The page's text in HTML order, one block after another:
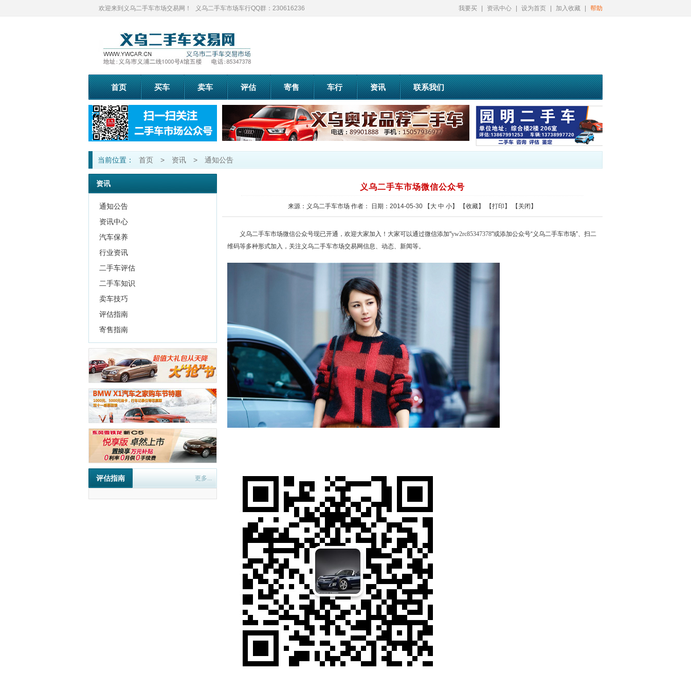
欢迎来到义乌二手车市场交易网！ 义乌二手车市场车行QQ群：230616236 我要买 资讯中心 设为首页 加入收藏 帮助
首页 买车 卖车 评估 寄售 车行 资讯 联系我们
当前位置： 首页 > 资讯 > 通知公告
资讯
通知公告
资讯中心
汽车保养
行业资讯
二手车评估
二手车知识
卖车技巧
评估指南
寄售指南
评估指南 更多...
义乌二手车市场微信公众号
来源：义乌二手车市场 作者： 日期：2014-05-30 【 大 中 小】 【收藏】 【打印 】 【 关闭 】
义乌二手车市场微信公众号现已开通，欢迎大家加入！大家可以通过微信添加"yw2rc85347378"或添加公众号“义乌二手车市场”、扫二
维码等多种形式加入，关注义乌二手车市场交易网信息、动态、新闻等。